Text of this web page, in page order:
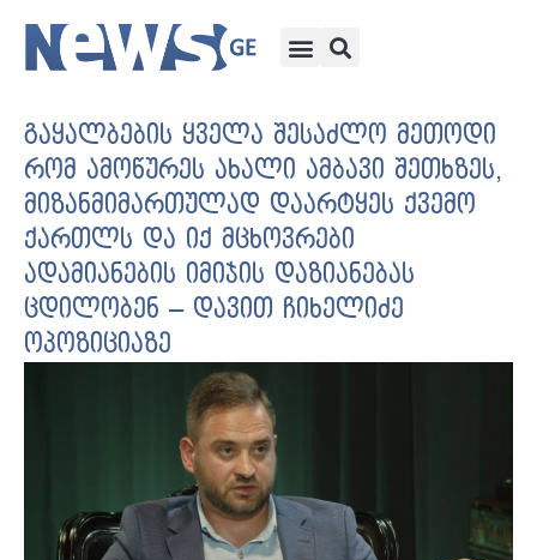
გაყალბების ყველა შესაძლო მეთოდი
რომ ამოწურეს ახალი ამბავი შეთხზეს,
მიზანმიმართულად დაარტყეს ქვემო
ქართლს და იქ მცხოვრები
ადამიანების იმიჯის დაზიანებას
ცდილობენ – დავით ჩიხელიძე
ოპოზიციაზე